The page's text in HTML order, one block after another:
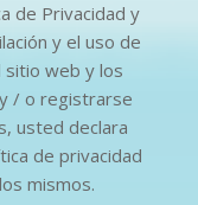
de Privacidad y
y el uso de
sitio web y los
/ o registrarse
usted declara
de privacidad
mismos.